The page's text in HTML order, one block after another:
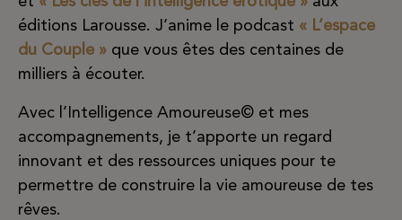
éditions Larousse. J’anime le podcast « L’espace
du Couple » que vous êtes des centaines de
milliers à écouter.
Avec l’Intelligence Amoureuse© et mes
accompagnements, je t’apporte un regard
innovant et des ressources uniques pour te
permettre de construire la vie amoureuse de tes
rêves.